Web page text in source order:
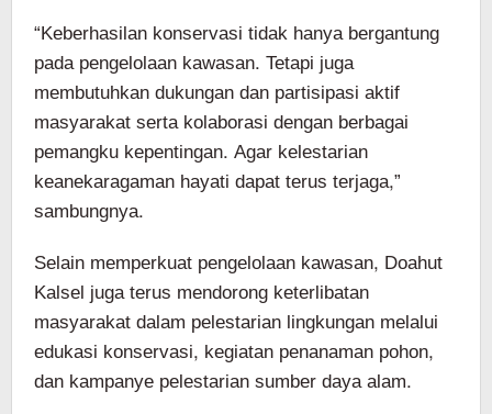
“Keberhasilan konservasi tidak hanya bergantung
pada pengelolaan kawasan. Tetapi juga
membutuhkan dukungan dan partisipasi aktif
masyarakat serta kolaborasi dengan berbagai
pemangku kepentingan. Agar kelestarian
keanekaragaman hayati dapat terus terjaga,”
sambungnya.
Selain memperkuat pengelolaan kawasan, Doahut
Kalsel juga terus mendorong keterlibatan
masyarakat dalam pelestarian lingkungan melalui
edukasi konservasi, kegiatan penanaman pohon,
dan kampanye pelestarian sumber daya alam.